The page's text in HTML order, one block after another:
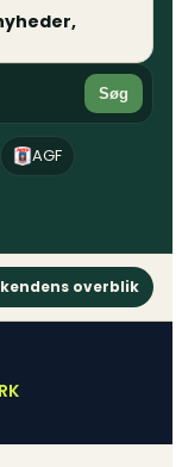
Søg
AGF
1. Division 2.
overblik